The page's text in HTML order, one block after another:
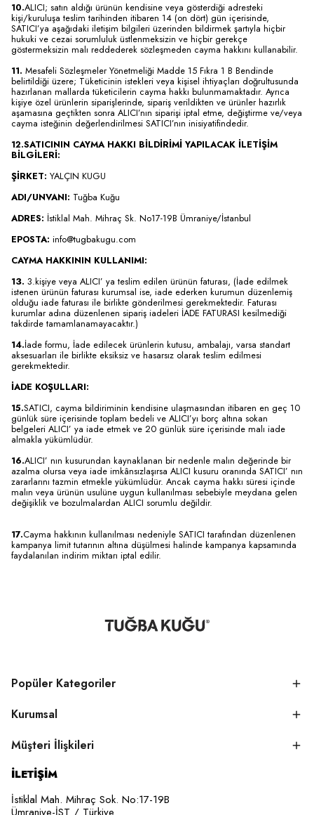
10.ALICI; satın aldığı ürünün kendisine veya gösterdiği adresteki
kişi/kuruluşa teslim tarihinden itibaren 14 (on dört) gün içerisinde,
SATICI’ya aşağıdaki iletişim bilgileri üzerinden bildirmek şartıyla hiçbir
hukuki ve cezai sorumluluk üstlenmeksizin ve hiçbir gerekçe
göstermeksizin malı reddederek sözleşmeden cayma hakkını kullanabilir.
11. Mesafeli Sözleşmeler Yönetmeliği Madde 15 Fıkra 1 B Bendinde
belirtildiği üzere; Tüketicinin istekleri veya kişisel ihtiyaçları doğrultusunda
hazırlanan mallarda tüketicilerin cayma hakkı bulunmamaktadır. Ayrıca
kişiye özel ürünlerin siparişlerinde, sipariş verildikten ve ürünler hazırlık
aşamasına geçtikten sonra ALICI’nın siparişi iptal etme, değiştirme ve/veya
cayma isteğinin değerlendirilmesi SATICI’nın inisiyatifindedir.
12.SATICININ CAYMA HAKKI BİLDİRİMİ YAPILACAK İLETİŞİM
BİLGİLERİ:
ŞİRKET: YALÇIN KUGU
ADI/UNVANI: Tuğba Kuğu
ADRES: İstiklal Mah. Mihraç Sk. No17-19B Ümraniye/İstanbul
EPOSTA: info@tugbakugu.com
CAYMA HAKKININ KULLANIMI:
13. 3.kişiye veya ALICI’ ya teslim edilen ürünün faturası, (İade edilmek
istenen ürünün faturası kurumsal ise, iade ederken kurumun düzenlemiş
olduğu iade faturası ile birlikte gönderilmesi gerekmektedir. Faturası
kurumlar adına düzenlenen sipariş iadeleri İADE FATURASI kesilmediği
takdirde tamamlanamayacaktır.)
14.İade formu, İade edilecek ürünlerin kutusu, ambalajı, varsa standart
aksesuarları ile birlikte eksiksiz ve hasarsız olarak teslim edilmesi
gerekmektedir.
İADE KOŞULLARI:
15.SATICI, cayma bildiriminin kendisine ulaşmasından itibaren en geç 10
günlük süre içerisinde toplam bedeli ve ALICI’yı borç altına sokan
belgeleri ALICI’ ya iade etmek ve 20 günlük süre içerisinde malı iade
almakla yükümlüdür.
16.ALICI’ nın kusurundan kaynaklanan bir nedenle malın değerinde bir
azalma olursa veya iade imkânsızlaşırsa ALICI kusuru oranında SATICI’ nın
zararlarını tazmin etmekle yükümlüdür. Ancak cayma hakkı süresi içinde
malın veya ürünün usulüne uygun kullanılması sebebiyle meydana gelen
değişiklik ve bozulmalardan ALICI sorumlu değildir.
17.Cayma hakkının kullanılması nedeniyle SATICI tarafından düzenlenen
kampanya limit tutarının altına düşülmesi halinde kampanya kapsamında
faydalanılan indirim miktarı iptal edilir.
Popüler Kategoriler
Kurumsal
Müşteri İlişkileri
İLETİŞİM
İstiklal Mah. Mihraç Sok. No:17-19B